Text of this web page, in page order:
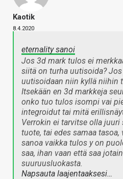
Kaotik
8.4.2020
eternality sanoi
Jos 3d mark tulos ei
siitä on turha uutisoida?
uutisoidaan niin kyllä niihin
Itsekään en 3d markkeja
onko tuo tulos isompi vai
integroidut tai mitä
Verrokin ei tarvitse olla
tuote, tai edes samaa
sanoa vaikka tulos y on
saa, ihan vaan että saa
suuruusluokasta.
Napsauta laajentaaksesi…